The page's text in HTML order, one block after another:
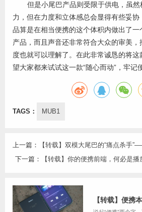
但是小尾巴产品则受限于供电，虽
力，但在力度和立体感总会显得有些妥
品算是在相当便携的这个体积内做出了
产品，而且声音还非常符合大众的审美
度也就可以理解了。在此非常诚恳的将
望大家都来试试这一款“随心而动”，牢记
TAGS： MUB1
上一篇：
【转载】双模大尾巴的“痛点杀手
下一篇：
【转载】你的便携前端，何必是